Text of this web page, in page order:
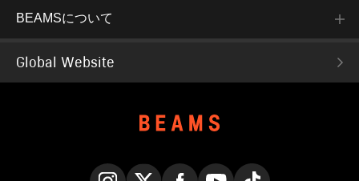
BEAMSについて
Global Website